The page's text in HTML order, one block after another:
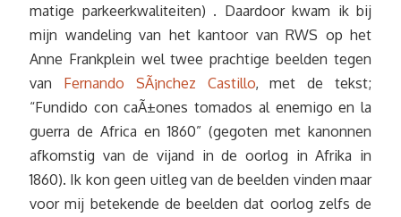
matige parkeerkwaliteiten) . Daardoor kwam ik bij
mijn wandeling van het kantoor van RWS op het
Anne Frankplein wel twee prachtige beelden tegen
van Fernando SÃ¡nchez Castillo, met de tekst;
“Fundido con caÃ±ones tomados al enemigo en la
guerra de Africa en 1860” (gegoten met kanonnen
afkomstig van de vijand in de oorlog in Afrika in
1860). Ik kon geen uitleg van de beelden vinden maar
voor mij betekende de beelden dat oorlog zelfs de